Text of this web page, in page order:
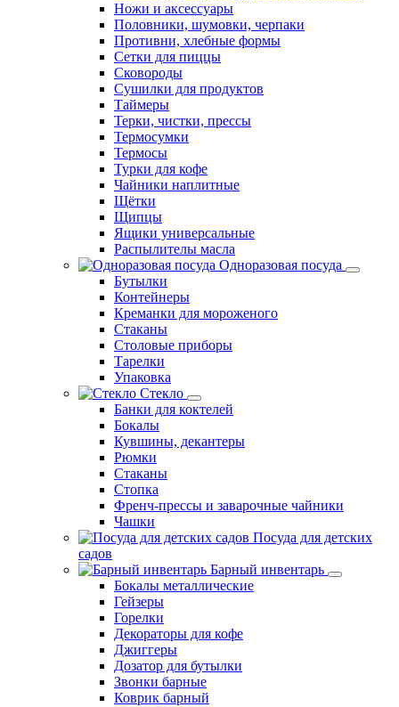
Ножи и аксессуары
Половники, шумовки, черпаки
Противни, хлебные формы
Сетки для пиццы
Сковороды
Сушилки для продуктов
Таймеры
Терки, чистки, прессы
Термосумки
Термосы
Турки для кофе
Чайники наплитные
Щётки
Щипцы
Ящики универсальные
Распылителы масла
Одноразовая посуда
Бутылки
Контейнеры
Креманки для мороженого
Стаканы
Столовые приборы
Тарелки
Упаковка
Стекло
Банки для коктелей
Бокалы
Кувшины, декантеры
Рюмки
Стаканы
Стопка
Френч-прессы и заварочные чайники
Чашки
Посуда для детских
садов
Барный инвентарь
Бокалы металлические
Гейзеры
Горелки
Декораторы для кофе
Джиггеры
Дозатор для бутылки
Звонки барные
Коврик барный